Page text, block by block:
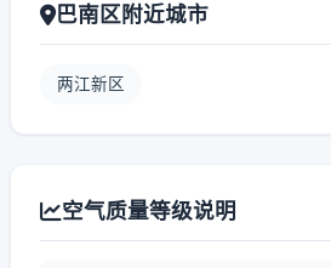
巴南区附近城市
两江新区
空气质量等级说明